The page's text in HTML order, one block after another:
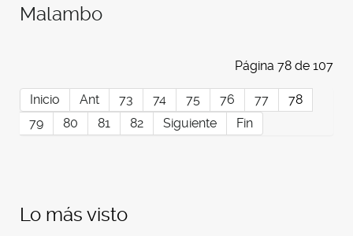
Malambo
Página 78 de 107
Inicio Ant 73 74 75 76 77
78
79
80 81 82 Siguiente Fin
Lo más visto